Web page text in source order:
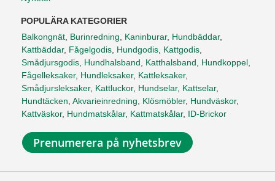
POPULÄRA KATEGORIER
Balkongnät, Burinredning, Kaninburar, Hundbäddar,
Kattbäddar, Fågelgodis, Hundgodis, Kattgodis,
Smådjursgodis, Hundhalsband, Katthalsband, Hundkoppel,
Fågelleksaker, Hundleksaker, Kattleksaker,
Smådjursleksaker, Kattluckor, Hundselar, Kattselar,
Hundtäcken, Akvarieinredning, Klösmöbler, Hundväskor,
Kattväskor, Hundmatskålar, Kattmatskålar, ID-Brickor
Prenumerera på nyhetsbrev